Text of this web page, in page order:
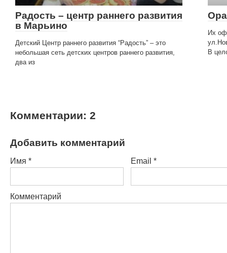
Радость – центр раннего развития
в Марьино
Детский Центр раннего развития “Радость” – это
небольшая сеть детских центров раннего развития,
два из
Их
В
Комментарии: 2
Добавить комментарий
Имя * Email *
Комментарий